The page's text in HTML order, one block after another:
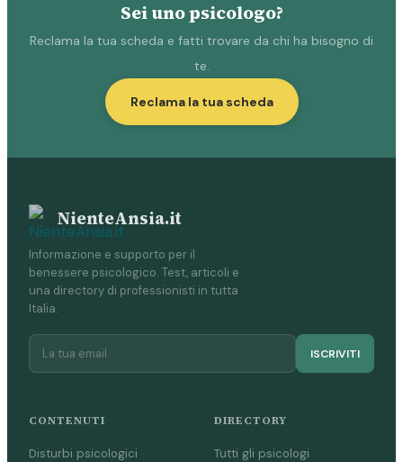
Sei uno psicologo?
Reclama la tua scheda e fatti trovare da chi ha bisogno di
te.
Reclama la tua scheda
NienteAnsia.it
Informazione e supporto per il
benessere psicologico. Test, articoli e
una directory di professionisti in tutta
Italia.
ISCRIVITI
CONTENUTI
Disturbi psicologici
DIRECTORY
Tutti gli psicologi